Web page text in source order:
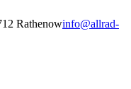
Rathenowinfo@allrad-